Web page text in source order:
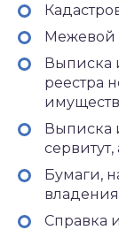
Межевой
Выписка
реестра
Выписка
Бумаги,
Справка